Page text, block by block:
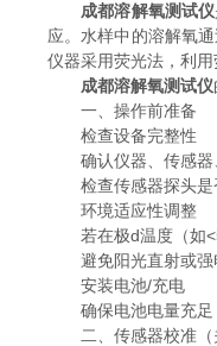
成都溶解氧测试仪
应。水样中的溶解氧
仪器采用荧光法，利
成都溶解氧测试仪
一、操作前准备
检查设备完整性
确认仪器、传感器
检查传感器探头是
环境适应性调整
若在极d温度（如
避免阳光直射或强
安装电池/充电
确保电池电量充足
二、传感器校准（